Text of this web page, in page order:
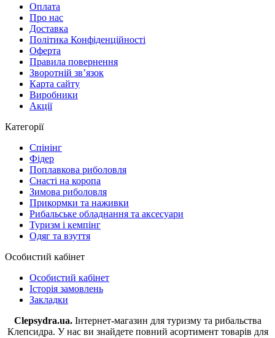
Оплата
Про нас
Доставка
Політика Конфіденційності
Оферта
Правила повернення
Зворотній зв’язок
Карта сайту
Виробники
Акції
Категорії
Спінінг
Фідер
Поплавкова риболовля
Снасті на коропа
Зимова риболовля
Прикормки та наживки
Рибальське обладнання та аксесуари
Туризм і кемпінг
Одяг та взуття
Особистий кабінет
Особистий кабінет
Історія замовлень
Закладки
Clepsydra.ua. Інтернет-магазин для туризму та рибальства
Клепсидра. У нас ви знайдете повний асортимент товарів для